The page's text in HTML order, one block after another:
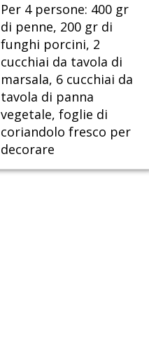
Per 4 persone: 400 gr
di penne, 200 gr di
funghi porcini, 2
cucchiai da tavola di
marsala, 6 cucchiai da
tavola di panna
vegetale, foglie di
coriandolo fresco per
decorare